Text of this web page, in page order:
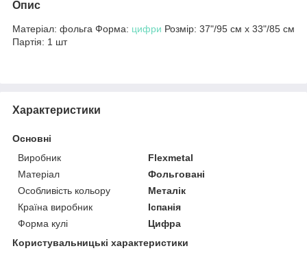
Опис
Матеріал: фольга Форма: цифри Розмір: 37"/95 см x 33"/85 см
Партія: 1 шт
Характеристики
Основні
Виробник
Flexmetal
Матеріал
Фольговані
Особливість кольору
Металік
Країна виробник
Іспанія
Форма кулі
Цифра
Користувальницькі характеристики